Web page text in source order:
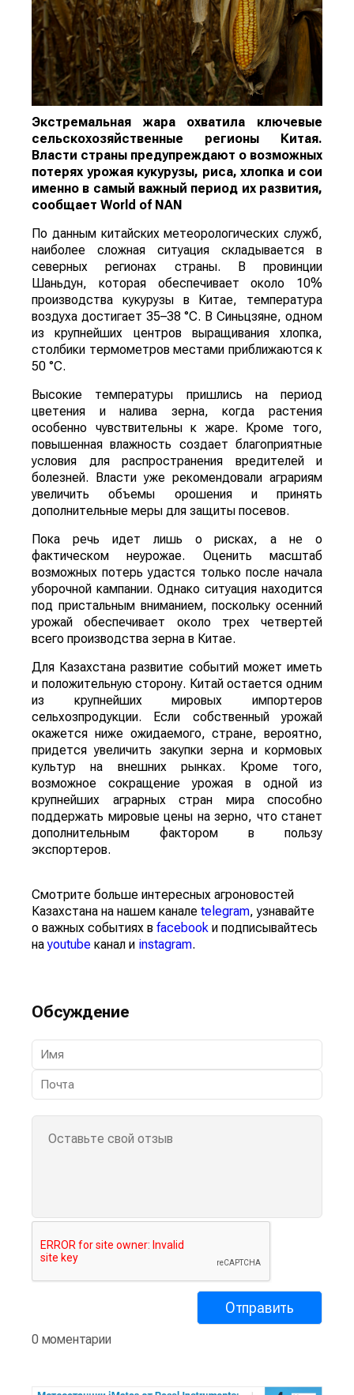
Экстремальная жара охватила ключевые
сельскохозяйственные регионы Китая.
Власти страны предупреждают о возможных
потерях урожая кукурузы, риса, хлопка и сои
именно в самый важный период их развития,
сообщает World of NAN
По данным китайских метеорологических служб,
наиболее сложная ситуация складывается в
северных регионах страны. В провинции
Шаньдун, которая обеспечивает около 10%
производства кукурузы в Китае, температура
воздуха достигает 35–38 °C. В Синьцзяне, одном
из крупнейших центров выращивания хлопка,
столбики термометров местами приближаются к
50 °C.
Высокие температуры пришлись на период
цветения и налива зерна, когда растения
особенно чувствительны к жаре. Кроме того,
повышенная влажность создает благоприятные
условия для распространения вредителей и
болезней. Власти уже рекомендовали аграриям
увеличить объемы орошения и принять
дополнительные меры для защиты посевов.
Пока речь идет лишь о рисках, а не о
фактическом неурожае. Оценить масштаб
возможных потерь удастся только после начала
уборочной кампании. Однако ситуация находится
под пристальным вниманием, поскольку осенний
урожай обеспечивает около трех четвертей
всего производства зерна в Китае.
Для Казахстана развитие событий может иметь
и положительную сторону. Китай остается одним
из крупнейших мировых импортеров
сельхозпродукции. Если собственный урожай
окажется ниже ожидаемого, стране, вероятно,
придется увеличить закупки зерна и кормовых
культур на внешних рынках. Кроме того,
возможное сокращение урожая в одной из
крупнейших аграрных стран мира способно
поддержать мировые цены на зерно, что станет
дополнительным фактором в пользу
экспортеров.
Смотрите больше интересных агроновостей
Казахстана на нашем канале telegram, узнавайте
о важных событиях в facebook и подписывайтесь
наyoutube канал и instagram.
Обсуждение
0 моментарии